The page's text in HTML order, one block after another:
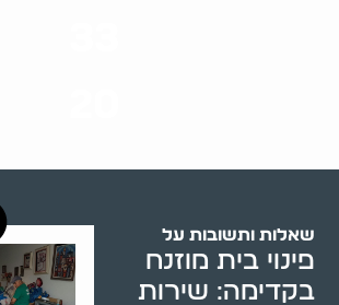
שאלות ותשובות על
פינוי בית מוזנח
בקדימה: שירות